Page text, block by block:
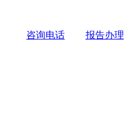
咨询电话 报告办理